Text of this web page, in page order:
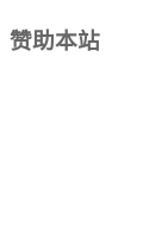
赞助本站